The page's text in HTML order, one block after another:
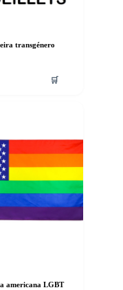
transgénero
🛒
americana LGBT